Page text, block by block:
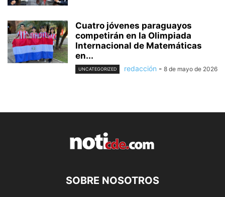
Cuatro jóvenes paraguayos
competirán en la Olimpiada
Internacional de Matemáticas
en...
UNCATEGORIZED redacción - 8 de mayo de 2026
SOBRE NOSOTROS